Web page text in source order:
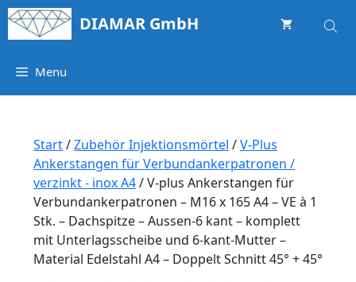
Springe
zum
DIAMAR GmbH
Menu
Start/Zubehör Injektionsmörtel /V-Plus
Ankerstangen für Verbundankerpatronen /
verzinkt - inox A4/ V-plus Ankerstangen für
Verbundankerpatronen – M16 x 165 A4 – VE à 1
Stk. – Dachspitze – Aussen-6 kant – komplett
mit Unterlagsscheibe und 6-kant-Mutter –
Material Edelstahl A4 – Doppelt Schnitt 45° + 45°